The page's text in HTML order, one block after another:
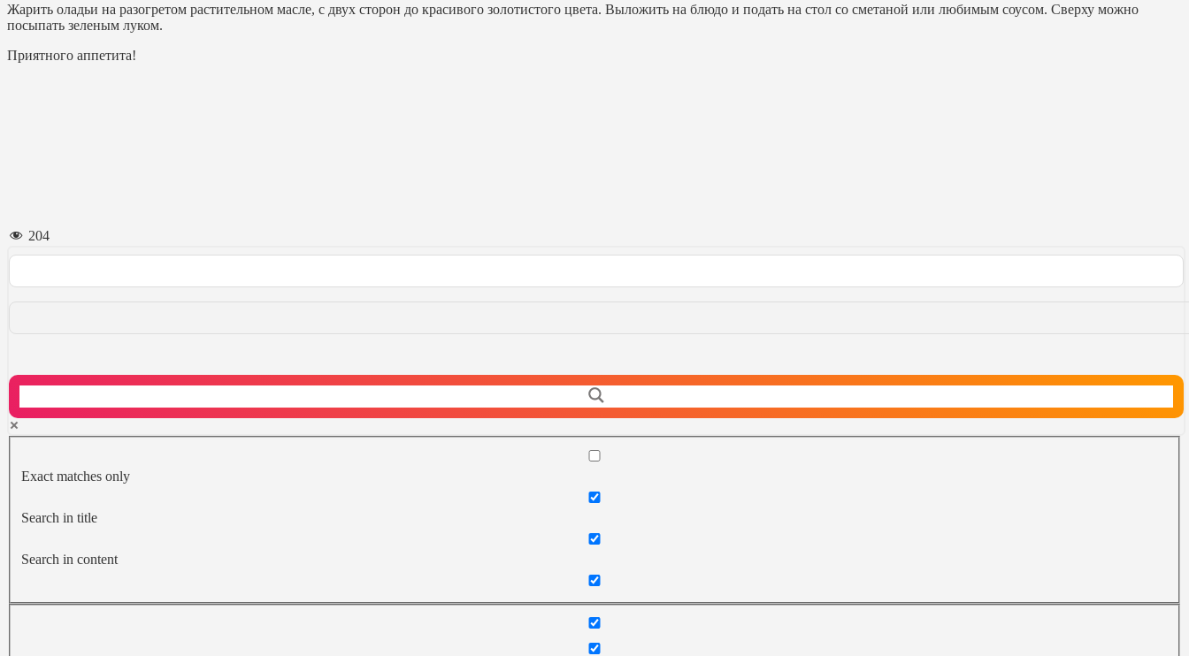
Жарить оладьи на разогретом растительном масле, с двух сторон до красивого золотистого цвета. Выложить на блюдо и подать на стол со сметаной или любимым соусом. Сверху можно
посыпать зеленым луком.
Приятного аппетита!
204
Exact matches only
Search in title
Search in content